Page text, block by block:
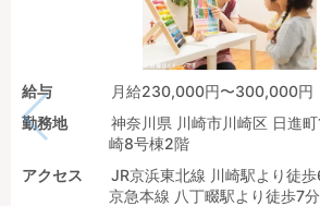
給与
月給230,000円〜300,000円
勤務地
神奈川県 川崎市川崎区 日進
崎8号棟2階
アクセス
JR京浜東北線 川崎駅より徒
京急本線 八丁畷駅より徒歩7分